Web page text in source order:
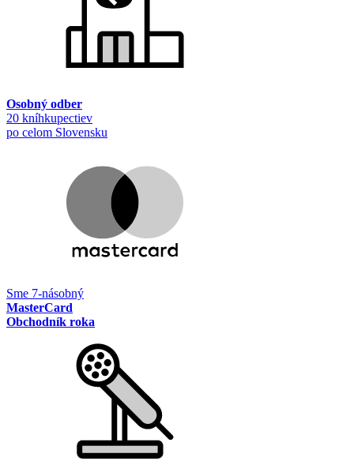
Osobný odber
20 kníhkupectiev
po celom Slovensku
Sme 7-násobný
MasterCard
Obchodník roka